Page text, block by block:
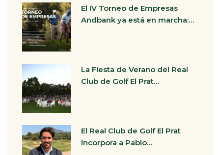
El IV Torneo de Empresas
Andbank ya está en marcha:…
La Fiesta de Verano del Real
Club de Golf El Prat…
El Real Club de Golf El Prat
incorpora a Pablo…